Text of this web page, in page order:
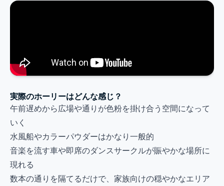
実際のホーリーはどんな感じ？
午前遅めから広場や通りが色粉を掛け合う空間になって
いく
水風船やカラーパウダーはかなり一般的
音楽を流す車や即席のダンスサークルが賑やかな場所に
現れる
数本の通りを隔てるだけで、家族向けの穏やかなエリア